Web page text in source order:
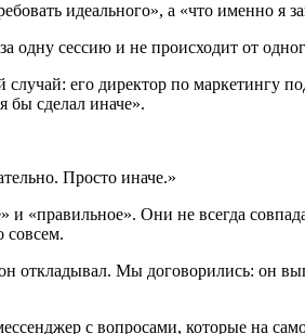
идеального», а «что именно я
одну сессию и не происходит от
его директор по маркетингу
бы сделал иначе».
Просто иначе.»
и «правильное». Они не всегда
совсем.
откладывал. Мы договорились: он
с вопросами, которые на